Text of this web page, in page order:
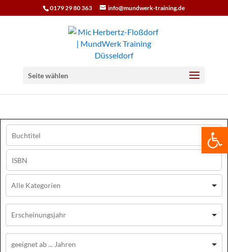
0179 29 80 363 info@mundwerk-training.de
Seite wählen